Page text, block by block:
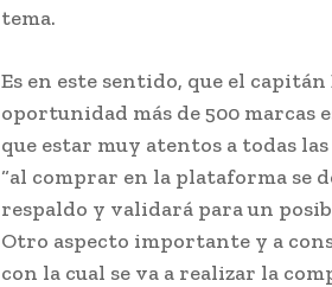
tema.
Es en este sentido, que el
oportunidad más de 500 marcas
que estar muy atentos a todas
“al comprar en la plataforma se
respaldo y validará para un
Otro aspecto importante y a
con la cual se va a realizar la